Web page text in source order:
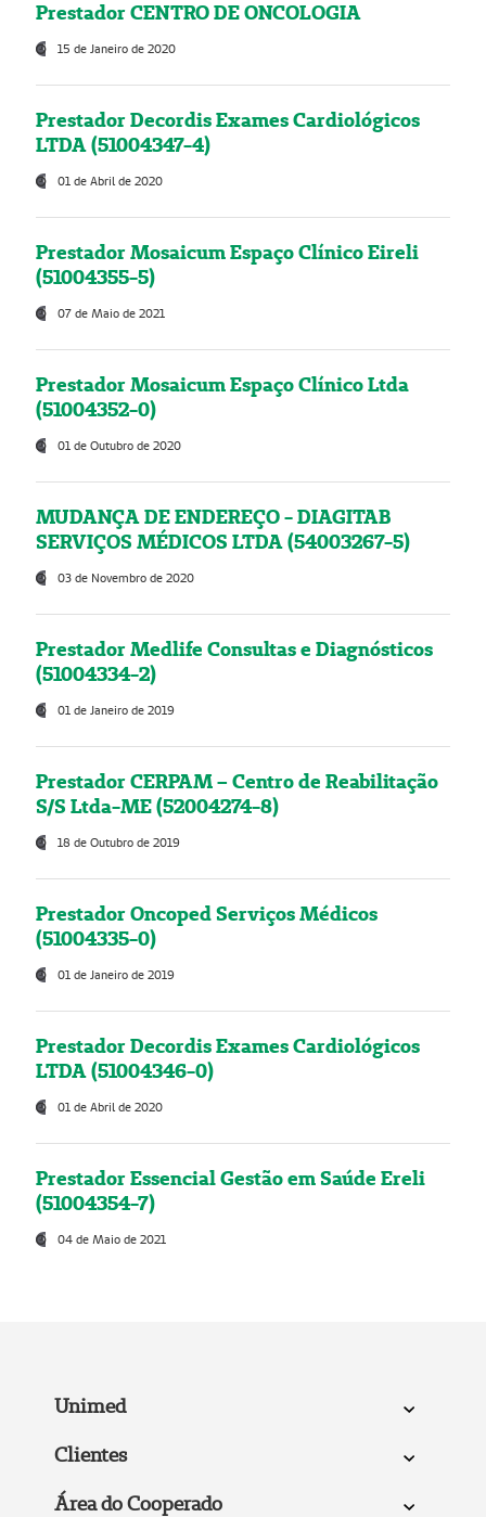
Prestador CENTRO DE ONCOLOGIA
15 de Janeiro de 2020
Prestador Decordis Exames Cardiológicos
LTDA (51004347-4)
01 de Abril de 2020
Prestador Mosaicum Espaço Clínico Eireli
(51004355-5)
07 de Maio de 2021
Prestador Mosaicum Espaço Clínico Ltda
(51004352-0)
01 de Outubro de 2020
MUDANÇA DE ENDEREÇO - DIAGITAB
SERVIÇOS MÉDICOS LTDA (54003267-5)
03 de Novembro de 2020
Prestador Medlife Consultas e Diagnósticos
(51004334-2)
01 de Janeiro de 2019
Prestador CERPAM – Centro de Reabilitação
S/S Ltda-ME (52004274-8)
18 de Outubro de 2019
Prestador Oncoped Serviços Médicos
(51004335-0)
01 de Janeiro de 2019
Prestador Decordis Exames Cardiológicos
LTDA (51004346-0)
01 de Abril de 2020
Prestador Essencial Gestão em Saúde Ereli
(51004354-7)
04 de Maio de 2021
Unimed
Clientes
Área do Cooperado